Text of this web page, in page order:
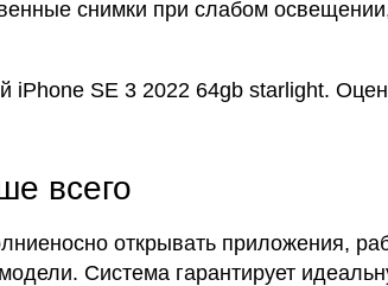
снимки при слабом
SE 3 2022 64gb starlight.
всего
открывать приложения,
Система гарантирует